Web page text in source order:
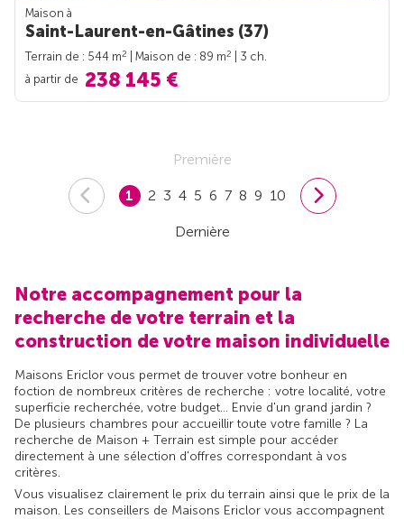
Maison à
Saint-Laurent-en-Gâtines (37)
Terrain de : 544 m2 | Maison de : 89 m2
| 3 ch.
à partir de 238 145 €
Première
1 2 3 4 5 6 7 8 9 10
Dernière
Notre accompagnement pour la
recherche de votre terrain et la
construction de votre maison individuelle
Maisons Ericlor vous permet de trouver votre bonheur en
foction de nombreux critères de recherche : votre localité, votre
superficie recherchée, votre budget... Envie d'un grand jardin ?
De plusieurs chambres pour accueillir toute votre famille ? La
recherche de Maison + Terrain est simple pour accéder
directement à une sélection d'offres correspondant à vos
critères.
Vous visualisez clairement le prix du terrain ainsi que le prix de la
maison. Les conseillers de Maisons Ericlor vous accompagnent